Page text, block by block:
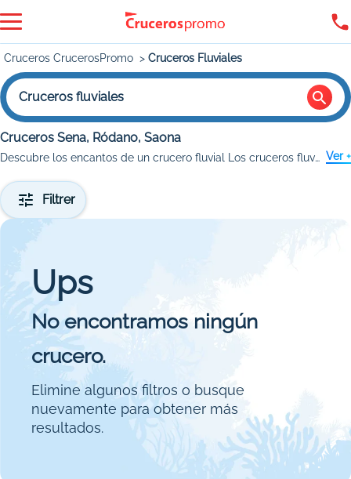
Cruceros CrucerosPromo Cruceros Fluviales
Cruceros fluviales
Cruceros Sena, Ródano, Saona
Descubre los encantos de un crucero fluvial Los cruceros fluviales son una forma única de explorar ciudades históricas y paisajes naturales, navegando por ríos emblemáticos como el Danubio, el Rin o el Sena. Ver +
Filtrer
Ups
No encontramos ningún
crucero.
Elimine algunos filtros o busque
nuevamente para obtener más
resultados.